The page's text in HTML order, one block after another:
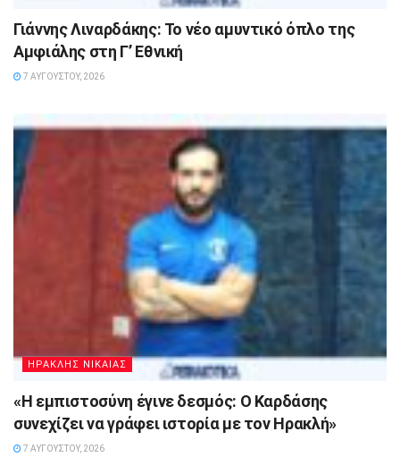
Γιάννης Λιναρδάκης: Το νέο αμυντικό όπλο της
Αμφιάλης στη Γ’ Εθνική
7 ΑΥΓΟΎΣΤΟΥ, 2026
ΗΡΑΚΛΗΣ ΝΙΚΑΙΑΣ
«Η εμπιστοσύνη έγινε δεσμός: Ο Καρδάσης
συνεχίζει να γράφει ιστορία με τον Ηρακλή»
7 ΑΥΓΟΎΣΤΟΥ, 2026